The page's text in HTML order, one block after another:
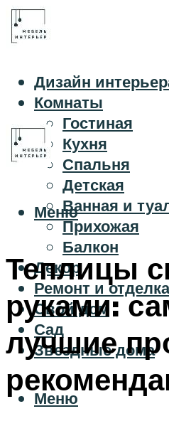
Дизайн
Комнаты
Гостиная
Кухня
Спальня
Детская
Ванная и
Прихожая
Балкон
Декор
Ремонт и отделка
Свой дом
Сад
Звездные дома
Меню
Меню
Теплицы
руками:
лучшие